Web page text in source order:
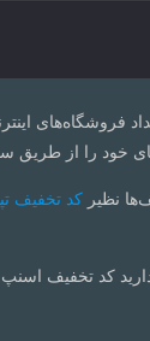
فروشگاه‌های
را از طریق
نظیر کد تخفیف
کد تخفیف